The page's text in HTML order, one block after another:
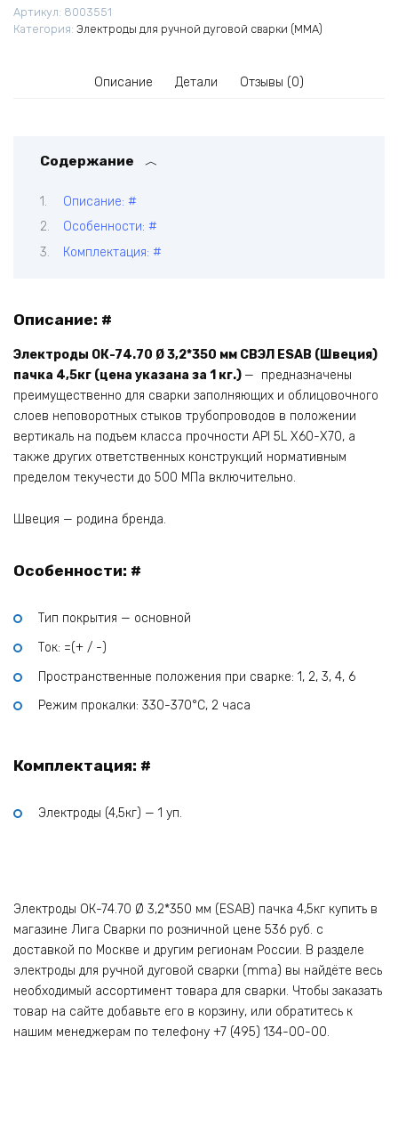
4,5кг
Артикул: 8003551
Категория: Электроды для ручной дуговой сварки (MMA)
Описание Детали Отзывы (0)
Содержание
Описание: #
Особенности: #
Комплектация: #
Описание: #
Электроды ОК-74.70 Ø 3,2*350 мм СВЭЛ ESAB (Швеция)
пачка 4,5кг (цена указана за 1 кг.) — предназначены
преимущественно для сварки заполняющих и облицовочного
слоев неповоротных стыков трубопроводов в положении
вертикаль на подъем класса прочности API 5L Х60-Х70, а
также других ответственных конструкций нормативным
пределом текучести до 500 МПа включительно.
Швеция — родина бренда.
Особенности: #
Тип покрытия — основной
Ток: =(+ / -)
Пространственные положения при сварке: 1, 2, 3, 4, 6
Режим прокалки: 330-370°С, 2 часа
Комплектация: #
Электроды (4,5кг) — 1 уп.
Электроды ОК-74.70 Ø 3,2*350 мм (ESAB) пачка 4,5кг купить в
магазине Лига Сварки по розничной цене 536 руб. с
доставкой по Москве и другим регионам России. В разделе
электроды для ручной дуговой сварки (mma) вы найдёте весь
необходимый ассортимент товара для сварки. Чтобы заказать
товар на сайте добавьте его в корзину, или обратитесь к
нашим менеджерам по телефону +7 (495) 134-00-00.